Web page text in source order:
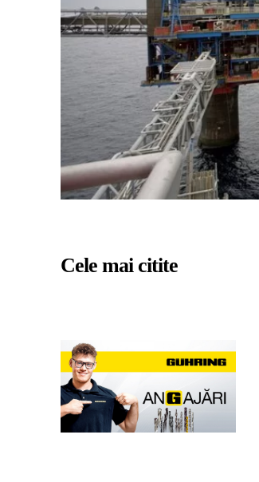
Cele mai citite